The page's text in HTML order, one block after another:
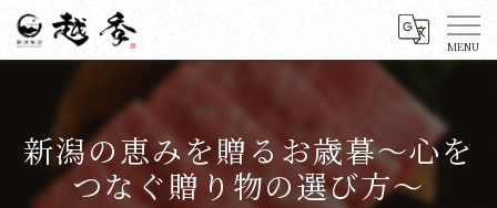
新潟の恵みを贈るお歳暮〜心を
つなぐ贈り物の選び方〜